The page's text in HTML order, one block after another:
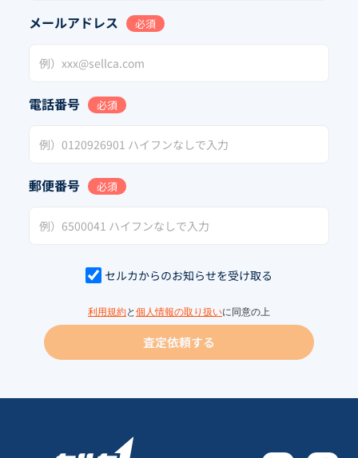
メールアドレス 必須
電話番号 必須
郵便番号 必須
セルカからのお知らせを受け取る
利用規約と 個人情報の取り扱いに同意の上
査定依頼する